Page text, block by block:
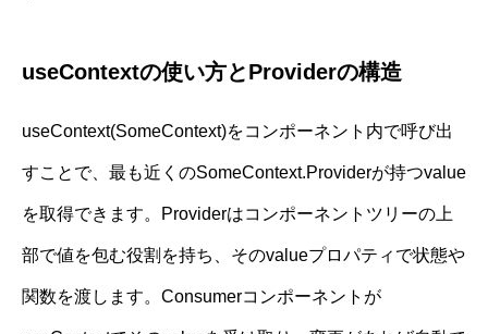
useContextの使い方とProviderの構造
useContext(SomeContext)をコンポーネント内で呼び出
すことで、最も近くのSomeContext.Providerが持つvalue
を取得できます。Providerはコンポーネントツリーの上
部で値を包む役割を持ち、そのvalueプロパティで状態や
関数を渡します。Consumerコンポーネントが